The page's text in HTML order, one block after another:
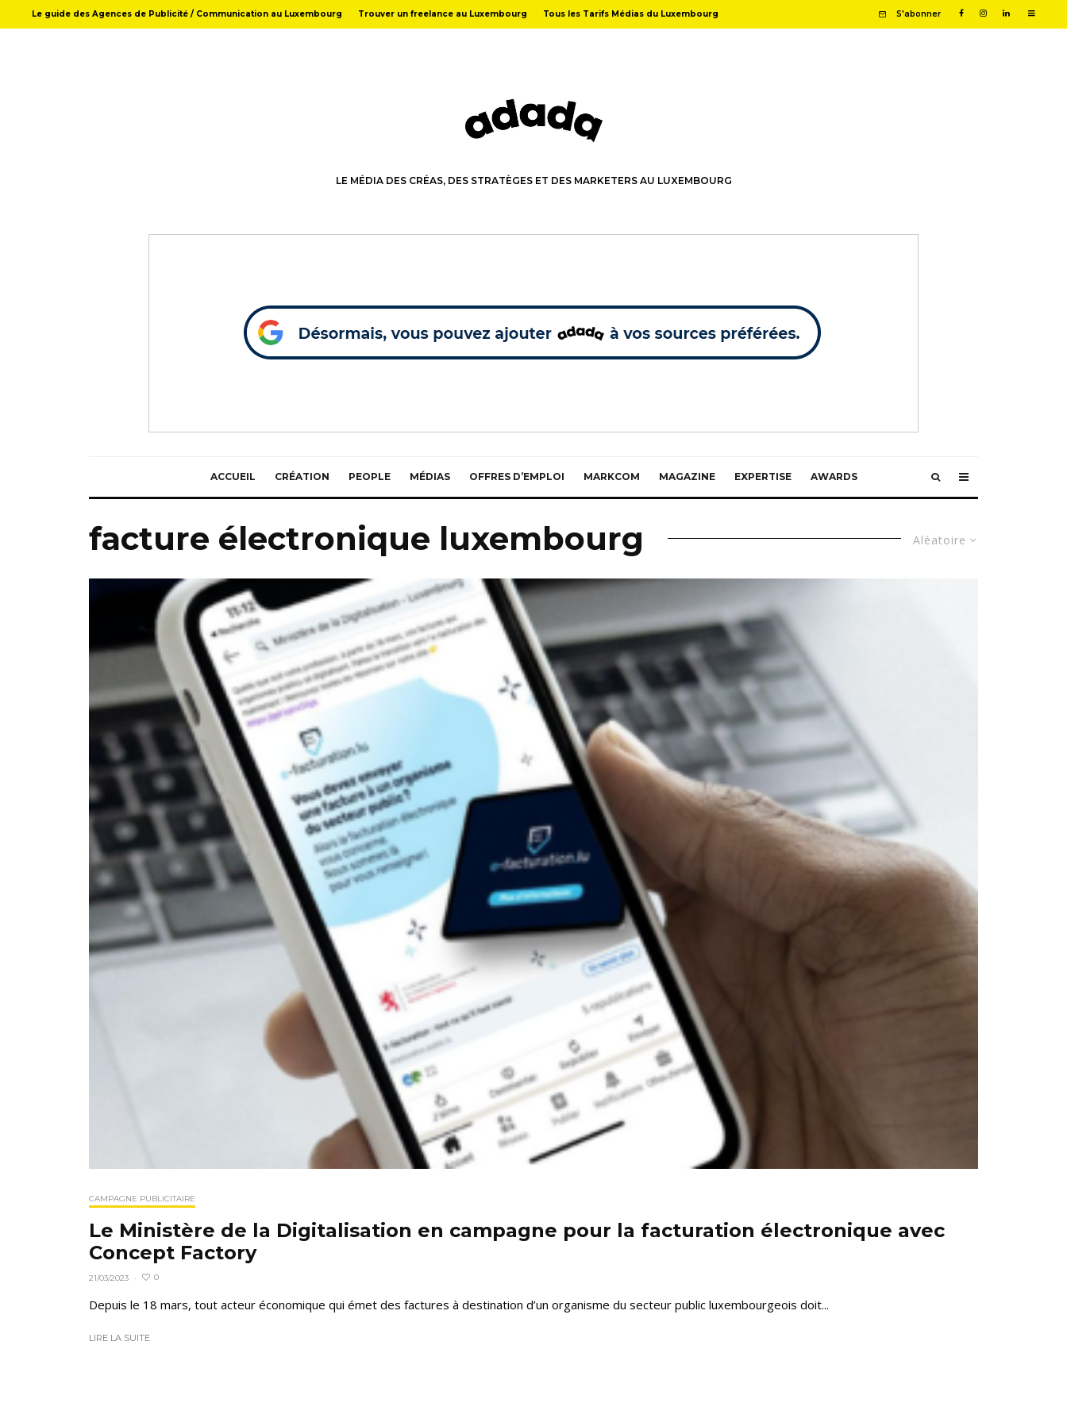
Le guide des Agences de Publicité / Communication au Luxembourg Trouver un freelance au Luxembourg Tous les Tarifs Médias du Luxembourg S'abonner
LE MÉDIA DES CRÉAS, DES STRATÈGES ET DES MARKETERS AU LUXEMBOURG
ACCUEIL CRÉATION PEOPLE MÉDIAS OFFRES D’EMPLOI MARKCOM MAGAZINE EXPERTISE AWARDS
Aléatoire
facture électronique luxembourg
CAMPAGNE PUBLICITAIRE
Le Ministère de la Digitalisation en campagne pour la facturation électronique avec
Concept Factory
21/03/2023 · 0
Depuis le 18 mars, tout acteur économique qui émet des factures à destination d’un organisme du secteur public luxembourgeois doit...
LIRE LA SUITE